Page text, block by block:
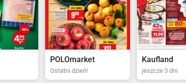
Kaufland
jeszcze 3 dni
Biedronka
Ostatni dzień!